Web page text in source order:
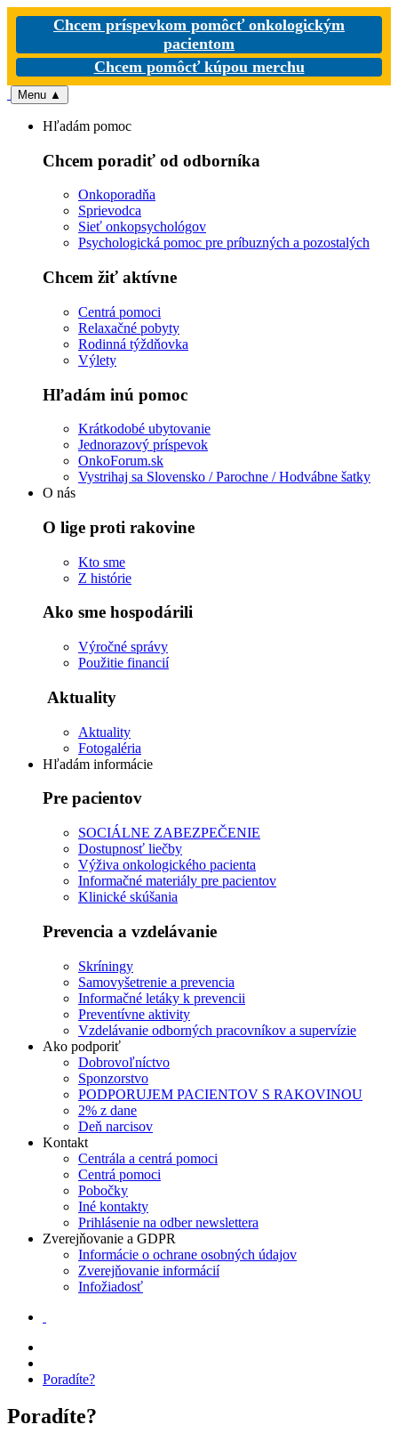
Chcem príspevkom pomôcť onkologickým
pacientom
Chcem pomôcť kúpou merchu
Menu ▲
Hľadám pomoc
Chcem poradiť od odborníka
Onkoporadňa
Sprievodca
Sieť onkopsychológov
Psychologická pomoc pre príbuzných a pozostalých
Chcem žiť aktívne
Centrá pomoci
Relaxačné pobyty
Rodinná týždňovka
Výlety
Hľadám inú pomoc
Krátkodobé ubytovanie
Jednorazový príspevok
OnkoForum.sk
Vystrihaj sa Slovensko / Parochne / Hodvábne šatky
O nás
O lige proti rakovine
Kto sme
Z histórie
Ako sme hospodárili
Výročné správy
Použitie financií
Aktuality
Aktuality
Fotogaléria
Hľadám informácie
Pre pacientov
SOCIÁLNE ZABEZPEČENIE
Dostupnosť liečby
Výživa onkologického pacienta
Informačné materiály pre pacientov
Klinické skúšania
Prevencia a vzdelávanie
Skríningy
Samovyšetrenie a prevencia
Informačné letáky k prevencii
Preventívne aktivity
Vzdelávanie odborných pracovníkov a supervízie
Ako podporiť
Dobrovoľníctvo
Sponzorstvo
PODPORUJEM PACIENTOV S RAKOVINOU
2% z dane
Deň narcisov
Kontakt
Centrála a centrá pomoci
Centrá pomoci
Pobočky
Iné kontakty
Prihlásenie na odber newslettera
Zverejňovanie a GDPR
Informácie o ochrane osobných údajov
Zverejňovanie informácií
Infožiadosť
Poradíte?
Poradíte?